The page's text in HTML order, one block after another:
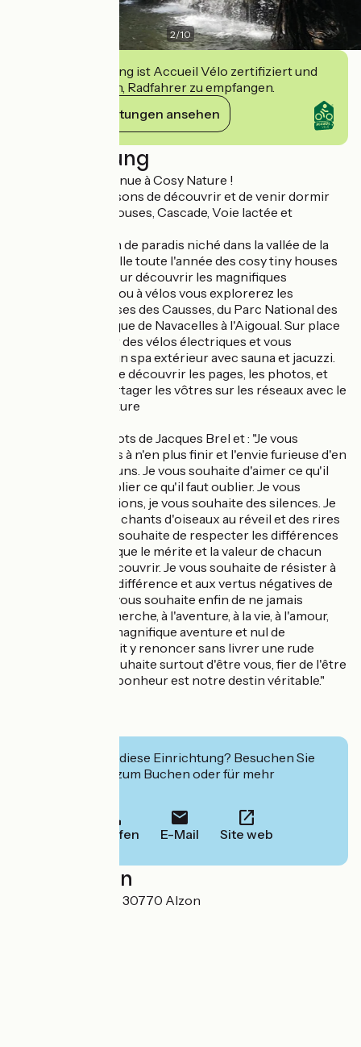
2/10
Diese Einrichtung ist Accueil Vélo zertifiziert und
verpflichtet sich, Radfahrer zu empfangen.
Ihre Verpflichtungen ansehen
Beschreibung
Bonjour et bienvenue à Cosy Nature !
Nous vous proposons de découvrir et de venir dormir
dans 3 cosy tiny houses, Cascade, Voie lactée et
Dans un petit coin de paradis niché dans la vallée de la
Vis, je vous accueille toute l'année des cosy tiny houses
et cosy chalets pour découvrir les magnifiques
Cévennes. A pied ou à vélos vous explorerez les
paysages grandioses des Causses, du Parc National des
Cévennes, du Cirque de Navacelles à l'Aigoual. Sur place
vous pouvez louer des vélos électriques et vous
ressourcer dans un spa extérieur avec sauna et jacuzzi.
Prenez le temps de découvrir les pages, les photos, et
n'hésitez pas à partager les vôtres sur les réseaux avec le
hashtag #cosynature
Je reprends les mots de Jacques Brel et : "Je vous
souhaite des rêves à n'en plus finir et l'envie furieuse d'en
réaliser quelques uns. Je vous souhaite d'aimer ce qu'il
faut aimer et d'oublier ce qu'il faut oublier. Je vous
souhaite des passions, je vous souhaite des silences. Je
vous souhaite des chants d'oiseaux au réveil et des rires
d'enfants. Je vous souhaite de respecter les différences
des autres, parce que le mérite et la valeur de chacun
sont souvent à découvrir. Je vous souhaite de résister à
l'enlisement, à l'indifférence et aux vertus négatives de
notre époque. Je vous souhaite enfin de ne jamais
renoncer à la recherche, à l'aventure, à la vie, à l'amour,
car la vie est une magnifique aventure et nul de
raisonnable ne doit y renoncer sans livrer une rude
bataille. Je vous souhaite surtout d'être vous, fier de l'être
et heureux, car le bonheur est notre destin véritable."
Interessiert Sie diese Einrichtung? Besuchen Sie
deren Website zum Buchen oder für mehr
Anrufen E-Mail Site web
Localisation
Le Champ Du Roc 30770 Alzon